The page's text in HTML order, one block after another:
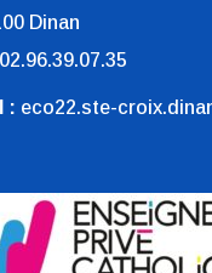
Dinan
02.96.39.07.35
: eco22.ste-